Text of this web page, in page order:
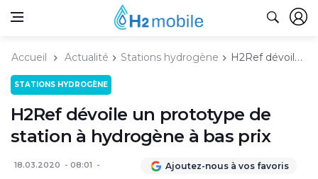
Accueil Actualité Stations hydrogène H2Ref dévoile un prototype de station à hydrogène à bas prix
STATIONS HYDROGÈNE
H2Ref dévoile un prototype de
station à hydrogène à bas prix
18.03.2020 08:01 Ajoutez-nous à vos favoris